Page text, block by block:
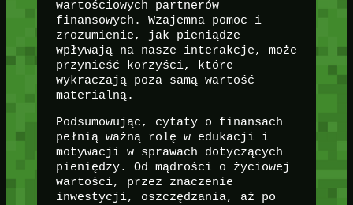
wartościowych partnerów
finansowych. Wzajemna pomoc i
zrozumienie, jak pieniądze
wpływają na nasze interakcje, może
przynieść korzyści, które
wykraczają poza samą wartość
materialną.
Podsumowując, cytaty o finansach
pełnią ważną rolę w edukacji i
motywacji w sprawach dotyczących
pieniędzy. Od mądrości o życiowej
wartości, przez znaczenie
inwestycji, oszczędzania, aż po